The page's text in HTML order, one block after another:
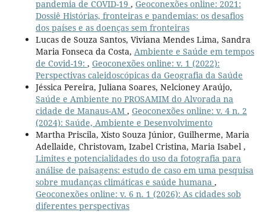
pandemia de COVID-19 , Geoconexões online: 2021:
Dossiê Histórias, fronteiras e pandemias: os desafios
dos países e as doenças sem fronteiras
Lucas de Souza Santos, Viviana Mendes Lima, Sandra
Maria Fonseca da Costa, Ambiente e Saúde em tempos
de Covid-19: , Geoconexões online: v. 1 (2022):
Perspectivas caleidoscópicas da Geografia da Saúde
Jéssica Pereira, Juliana Soares, Nelcioney Araújo,
Saúde e Ambiente no PROSAMIM do Alvorada na
cidade de Manaus-AM , Geoconexões online: v. 4 n. 2
(2024): Saúde, Ambiente e Desenvolvimento
Martha Priscila, Xisto Souza Júnior, Guilherme, Maria
Adellaide, Christovam, Izabel Cristina, Maria Isabel ,
Limites e potencialidades do uso da fotografia para
análise de paisagens: estudo de caso em uma pesquisa
sobre mudanças climáticas e saúde humana ,
Geoconexões online: v. 6 n. 1 (2026): As cidades sob
diferentes perspectivas